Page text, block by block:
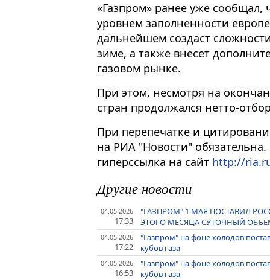
«Газпром» ранее уже сообщал,
уровнем заполненности
дальнейшем создаст
зиме, а также внесет
газовом рынке.
При этом, несмотря на
стран продолжался нетто-
При перепечатке и
на РИА "Новости"
гиперссылка на сайт http://
Другие новости
04.05.2026
17:33
"ГАЗПРОМ" 1 МАЯ ПОСТАВИЛ
ЭТОГО МЕСЯЦА СУТОЧНЫЙ
04.05.2026
17:22
"Газпром" на фоне холодов
кубов газа
04.05.2026
16:53
"Газпром" на фоне холодов
кубов газа